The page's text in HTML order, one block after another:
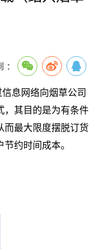
：
息网络向烟草公司
，其目的是为有条件
而最大限度摆脱订货
约时间成本。